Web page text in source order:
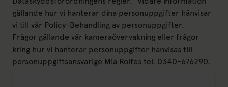
gällande hur vi hanterar dina personuppgifter hänvisar
vi till vår Policy-Behandling av personuppgifter.
Frågor gällande vår kameraövervakning eller frågor
kring hur vi hanterar personuppgifter hänvisas till
personuppgiftsansvarige Mia Rolfes tel. 0340-676290.